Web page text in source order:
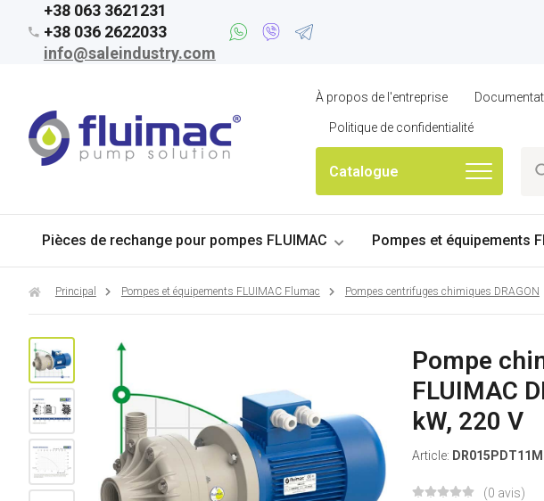
+38 063 3621231
+38 036 2622033
info@saleindustry.com
À propos de l'entreprise
Politique de confidentialité
Catalogue
Pièces de rechange pour pompes FLUIMAC Pompes et équipements
Principal Pompes et équipements FLUIMAC Flumac Pompes centrifuges chimiques DRAGON
Pompe
FLUIMAC
kW, 220 V
Article:
(0 avis)